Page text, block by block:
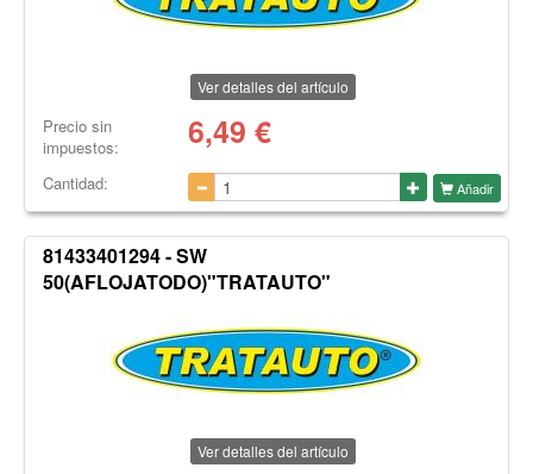
Ver detalles del artículo
Precio sin
impuestos:
6,49 €
Cantidad: Añadir
81433401294 - SW
50(AFLOJATODO)"TRATAUTO"
Ver detalles del artículo